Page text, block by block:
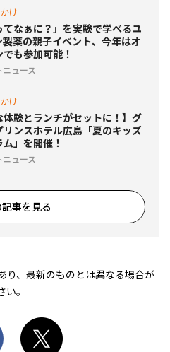
け
てなぁに？」を実験で学べるユ
製薬の親子イベント、今年はオ
でも参加可能！
ュース
け
体験とランチがセットに！】グ
リンスホテル広島「夏のキッズ
」を開催！
ュース
事を見る
り、最新のものとは異なる場合が
。